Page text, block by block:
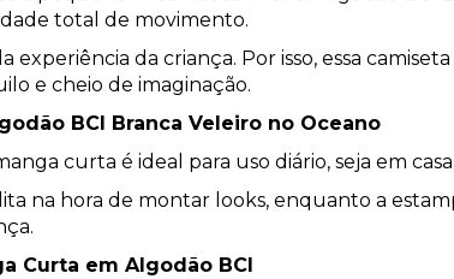
total de movimento.
da criança. Por isso, essa
e cheio de imaginação.
BCI Branca Veleiro no Oceano
curta é ideal para uso diário, seja em
na hora de montar looks, enquanto a
Curta em Algodão BCI